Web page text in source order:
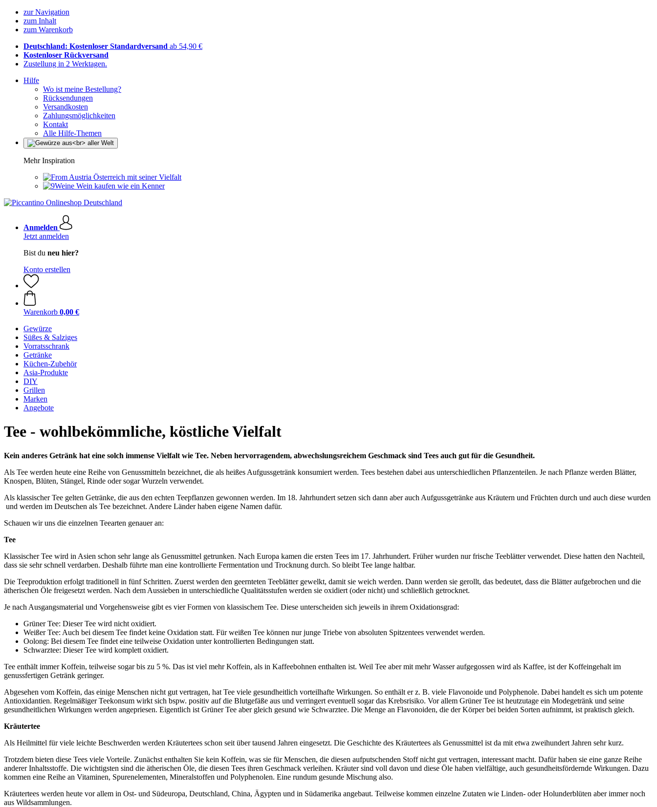
zur Navigation
zum Inhalt
zum Warenkorb
Deutschland: Kostenloser Standardversand ab 54,90 €
Kostenloser Rückversand
Zustellung in 2 Werktagen.
Hilfe
Wo ist meine Bestellung?
Rücksendungen
Versandkosten
Zahlungsmöglichkeiten
Kontakt
Alle Hilfe-Themen
Mehr Inspiration
Österreich mit seiner Vielfalt
Wein kaufen wie ein Kenner
Anmelden
Jetzt anmelden
Bist du neu hier?
Konto erstellen
Warenkorb 0,00 €
Gewürze
Süßes & Salziges
Vorratsschrank
Getränke
Küchen-Zubehör
Asia-Produkte
DIY
Grillen
Marken
Angebote
Tee - wohlbekömmliche, köstliche Vielfalt
Kein anderes Getränk hat eine solch immense Vielfalt wie Tee. Neben hervorragendem, abwechslungsreichem Geschmack sind Tees auch gut für die Gesundheit.
Als Tee werden heute eine Reihe von Genussmitteln bezeichnet, die als heißes Aufgussgetränk konsumiert werden. Tees bestehen dabei aus unterschiedlichen Pflanzenteilen. Je nach Pflanze werden Blätter,
Knospen, Blüten, Stängel, Rinde oder sogar Wurzeln verwendet.
Als klassischer Tee gelten Getränke, die aus den echten Teepflanzen gewonnen werden. Im 18. Jahrhundert setzen sich dann aber auch Aufgussgetränke aus Kräutern und Früchten durch und auch diese wurden
und werden im Deutschen als Tee bezeichnet. Andere Länder haben eigene Namen dafür.
Schauen wir uns die einzelnen Teearten genauer an:
Tee
Klassischer Tee wird in Asien schon sehr lange als Genussmittel getrunken. Nach Europa kamen die ersten Tees im 17. Jahrhundert. Früher wurden nur frische Teeblätter verwendet. Diese hatten den Nachteil,
dass sie sehr schnell verdarben. Deshalb führte man eine kontrollierte Fermentation und Trocknung durch. So bleibt Tee lange haltbar.
Die Teeproduktion erfolgt traditionell in fünf Schritten. Zuerst werden den geernteten Teeblätter gewelkt, damit sie weich werden. Dann werden sie gerollt, das bedeutet, dass die Blätter aufgebrochen und die
ätherischen Öle freigesetzt werden. Nach dem Aussieben in unterschiedliche Qualitätsstufen werden sie oxidiert (oder nicht) und schließlich getrocknet.
Je nach Ausgangsmaterial und Vorgehensweise gibt es vier Formen von klassischem Tee. Diese unterscheiden sich jeweils in ihrem Oxidationsgrad:
Grüner Tee: Dieser Tee wird nicht oxidiert.
Weißer Tee: Auch bei diesem Tee findet keine Oxidation statt. Für weißen Tee können nur junge Triebe von absoluten Spitzentees verwendet werden.
Oolong: Bei diesem Tee findet eine teilweise Oxidation unter kontrollierten Bedingungen statt.
Schwarztee: Dieser Tee wird komplett oxidiert.
Tee enthält immer Koffein, teilweise sogar bis zu 5 %. Das ist viel mehr Koffein, als in Kaffeebohnen enthalten ist. Weil Tee aber mit mehr Wasser aufgegossen wird als Kaffee, ist der Koffeingehalt im
genussfertigen Getränk geringer.
Abgesehen vom Koffein, das einige Menschen nicht gut vertragen, hat Tee viele gesundheitlich vorteilhafte Wirkungen. So enthält er z. B. viele Flavonoide und Polyphenole. Dabei handelt es sich um potente
Antioxidantien. Regelmäßiger Teekonsum wirkt sich bspw. positiv auf die Blutgefäße aus und verringert eventuell sogar das Krebsrisiko. Vor allem Grüner Tee ist heutzutage ein Modegetränk und seine
gesundheitlichen Wirkungen werden angepriesen. Eigentlich ist Grüner Tee aber gleich gesund wie Schwarztee. Die Menge an Flavonoiden, die der Körper bei beiden Sorten aufnimmt, ist praktisch gleich.
Kräutertee
Als Heilmittel für viele leichte Beschwerden werden Kräutertees schon seit über tausend Jahren eingesetzt. Die Geschichte des Kräutertees als Genussmittel ist da mit etwa zweihundert Jahren sehr kurz.
Trotzdem bieten diese Tees viele Vorteile. Zunächst enthalten Sie kein Koffein, was sie für Menschen, die diesen aufputschenden Stoff nicht gut vertragen, interessant macht. Dafür haben sie eine ganze Reihe
anderer Inhaltsstoffe. Die wichtigsten sind die ätherischen Öle, die diesen Tees ihren Geschmack verleihen. Kräuter sind voll davon und diese Öle haben vielfältige, auch gesundheitsfördernde Wirkungen. Dazu
kommen eine Reihe an Vitaminen, Spurenelementen, Mineralstoffen und Polyphenolen. Eine rundum gesunde Mischung also.
Kräutertees werden heute vor allem in Ost- und Südeuropa, Deutschland, China, Ägypten und in Südamerika angebaut. Teilweise kommen einzelne Zutaten wie Linden- oder Holunderblüten aber immer noch
aus Wildsammlungen.